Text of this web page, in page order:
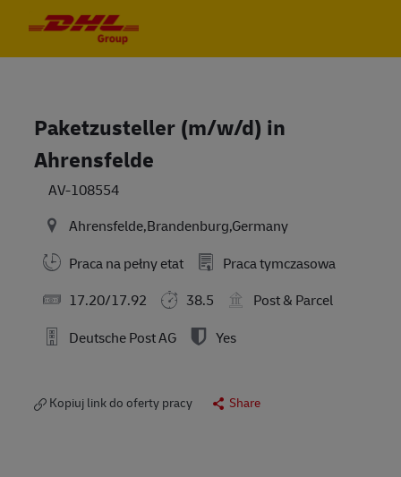
Paketzusteller (m/w/d) in
Ahrensfelde
AV-108554
Ahrensfelde,Brandenburg,Germany
Praca na pełny etat
Praca tymczasowa
17.20/17.92
38.5
Post & Parcel
Deutsche Post AG
Yes
Kopiuj link do oferty pracy Share